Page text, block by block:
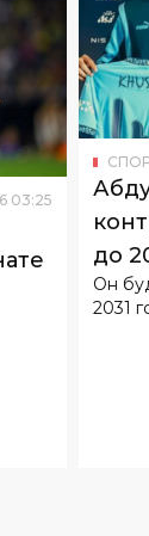
03:25
до
Он
2031